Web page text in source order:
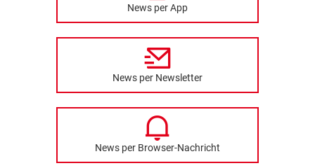
News per App
News per Newsletter
News per Browser-Nachricht